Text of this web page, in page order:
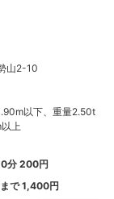
山2-10
以下、重量2.50t
上
分 200円
で1,400円